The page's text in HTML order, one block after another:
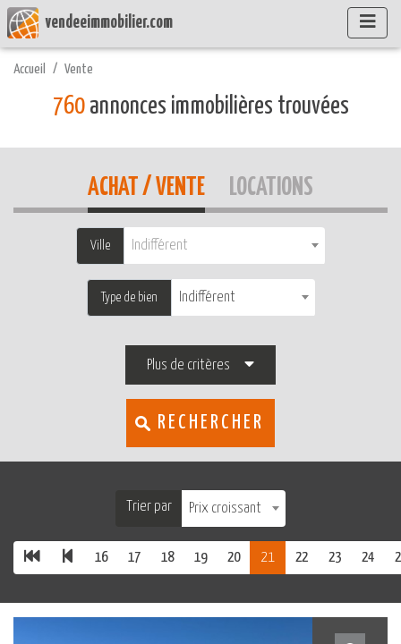
vendeeimmobilier.com
Accueil Vente
760annonces immobilières trouvées
ACHAT / VENTE LOCATIONS
Ville Indifférent
Type de bien Indifférent
Plus de critères
RECHERCHER
Trier par Prix croissant
16 17 18 19 20 21 22 23 24